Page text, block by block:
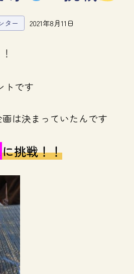
ター 2021年8月11日
トです
は決まっていたんです
に挑戦！！